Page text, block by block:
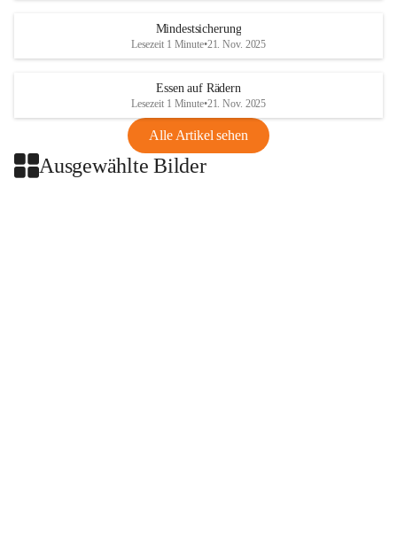
Mindestsicherung
Lesezeit 1 Minute•21. Nov. 2025
Essen auf Rädern
Lesezeit 1 Minute•21. Nov. 2025
Alle Artikel sehen
Ausgewählte Bilder